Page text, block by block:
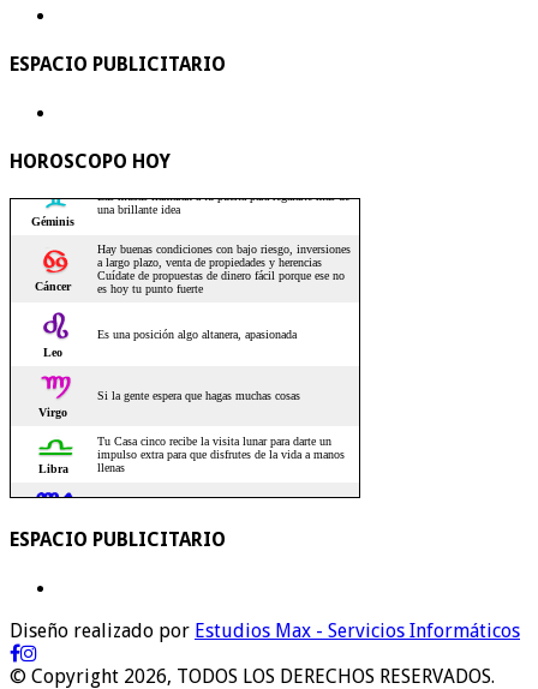
ESPACIO PUBLICITARIO
HOROSCOPO HOY
ESPACIO PUBLICITARIO
Diseño realizado por Estudios Max - Servicios Informáticos
© Copyright 2026, TODOS LOS DERECHOS RESERVADOS.